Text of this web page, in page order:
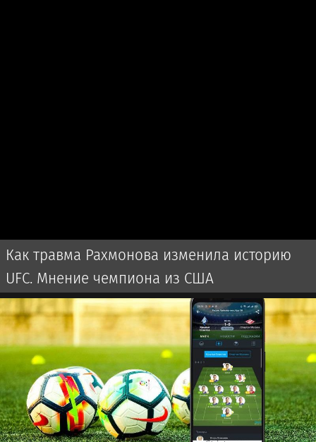
Как травма Рахмонова изменила историю
UFC. Мнение чемпиона из США